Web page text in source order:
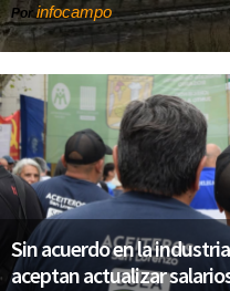
Por infocampo
Sin acuerdo en la
aceptan actualizar